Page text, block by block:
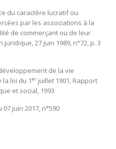
du caractère lucratif ou
par les associations à la
de commerçant ou de leur
27 juin 1989, n°72, p. 3
de la vie
loi du 1er juillet 1901, Rapport
et social, 1993
07 juin 2017, n°590